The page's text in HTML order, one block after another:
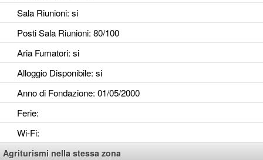
Sala Riunioni: si
Posti Sala Riunioni: 80/100
Aria Fumatori: si
Alloggio Disponibile: si
Anno di Fondazione: 01/05/2000
Ferie:
Wi-Fi:
Agriturismi nella stessa zona